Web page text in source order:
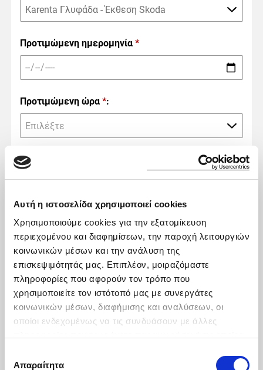
Αυτή η ιστοσελίδα χρησιμοποιεί cookies
Χρησιμοποιούμε cookies για την εξατομίκευση
περιεχομένου και διαφημίσεων, την παροχή λειτουργιών
κοινωνικών μέσων και την ανάλυση της
επισκεψιμότητάς μας. Επιπλέον, μοιραζόμαστε
πληροφορίες που αφορούν τον τρόπο που
χρησιμοποιείτε τον ιστότοπό μας με συνεργάτες
κοινωνικών μέσων, διαφήμισης και αναλύσεων, οι
οποίοι ενδεχομένως να τις συνδυάσουν με άλλες
των υπηρεσιών τους.
συγκατάθεσης
Απαραίτητα
Karenta Γλυφάδα - Έκθεση Skoda
Προτιμώμενη ημερομηνία *
Προτιμώμενη ώρα *:
Επιλέξτε
Μήνυμα
Δηλώνω ότι:
Συμφωνώ ότι η εταιρεία Karenta A.E. μπορεί
να χρησιμοποιεί τα ανωτέρω προσωπικά μου
δεδομένα για να επικοινωνεί μαζί μου για την
προώθηση πρόσθετων προϊόντων ή/και υπηρεσιών
που παρέχει.
Έχω ενημερωθεί για την επεξεργασία των